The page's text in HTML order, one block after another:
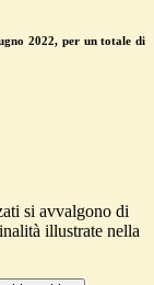
2022, per un totale di
si avvalgono di
illustrate nella